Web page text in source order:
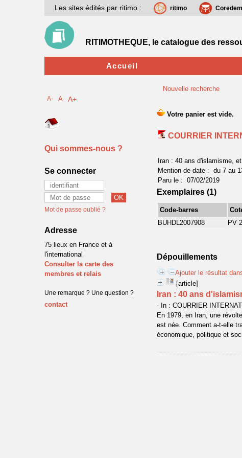
Nouvelle recherche
COURRIER
Iran : 40 ans d'islamisme,
Mention de date : du 7 au
Paru le : 07/02/2019
Exemplaires (1)
Code-barres
BUHDL2007908
PV
Dépouillements
Ajouter le résultat
[article]
Iran : 40 ans
- In : COURRIER
En 1979, en Iran, une
est née. Comment a-t-elle
économique, politique et
Les sites édités par ritimo : ritimo Coredem
RITIMOTHEQUE, le catalogue des
Accueil
A- A A+
Qui sommes-nous ?
Se connecter
Mot de passe oublié ?
Adresse
75 lieux en France et à
l'international
Consulter la carte des
membres et relais
Une remarque ? Une question ?
contact